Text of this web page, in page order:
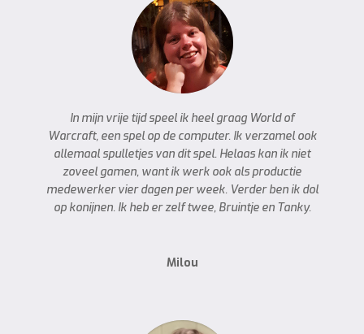
In mijn vrije tijd speel ik heel graag World of
Warcraft, een spel op de computer. Ik verzamel ook
allemaal spulletjes van dit spel. Helaas kan ik niet
zoveel gamen, want ik werk ook als productie
medewerker vier dagen per week. Verder ben ik dol
op konijnen. Ik heb er zelf twee, Bruintje en Tanky.
Milou